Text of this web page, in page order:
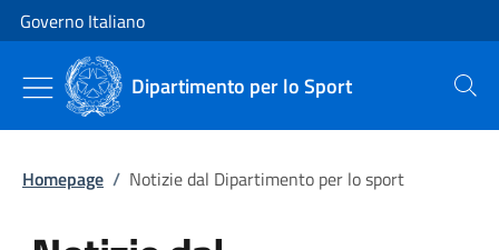
Vai al contenuto
Vai alla navigazione del sito
Governo Italiano
Dipartimento per lo Sport Cerca
Homepage / Notizie dal Dipartimento per lo sport